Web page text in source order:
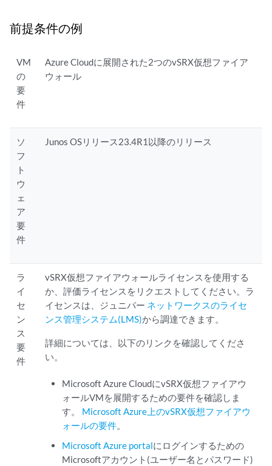
前提条件の例
VM
の
要
件
Azure Cloudに展開された2つのvSRX仮想ファイア
ウォール
ソ
フ
ト
ウ
ェ
ア
要
件
Junos OSリリース23.4R1以降のリリース
ラ
イ
セ
ン
ス
要
件
vSRX仮想ファイアウォールライセンスを使用する
か、評価ライセンスをリクエストしてください。ラ
イセンスは、ジュニパー ネットワークスのライセ
ンス管理システム(LMS)から調達できます。
詳細については、以下のリンクを確認してくださ
い。
Microsoft Azure CloudにvSRX仮想ファイアウ
ォールVMを展開するための要件を確認しま
す。 Microsoft Azure上のvSRX仮想ファイアウ
ォールの要件。
Microsoft Azure portalにログインするための
Microsoftアカウント(ユーザー名とパスワード)